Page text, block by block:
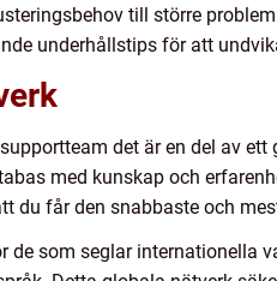
till större
underhållstips för att
det är en del av
med kunskap och
du får den snabbaste och
som seglar internationella